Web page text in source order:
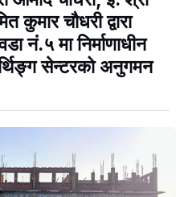
कुमार चौधरी द्वारा
नं.५ मा निर्माणाधीन
सेन्टरको अनुगमन